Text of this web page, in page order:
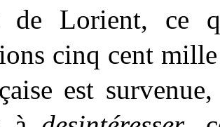
de Lorient, ce
cinq cent
est